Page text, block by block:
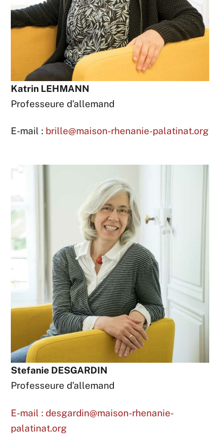
Katrin LEHMANN
Professeure d’allemand
E-mail : brille@maison-rhenanie-palatinat.org
Stefanie DESGARDIN
Professeure d’allemand
E-mail : desgardin@maison-rhenanie-
palatinat.org